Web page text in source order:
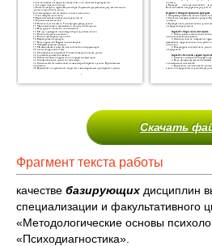
Скачать
Фрагмент текста работы
качестве базирующих дисциплин
специализации и факультативного
«Методологические основы
«Психодиагностика».